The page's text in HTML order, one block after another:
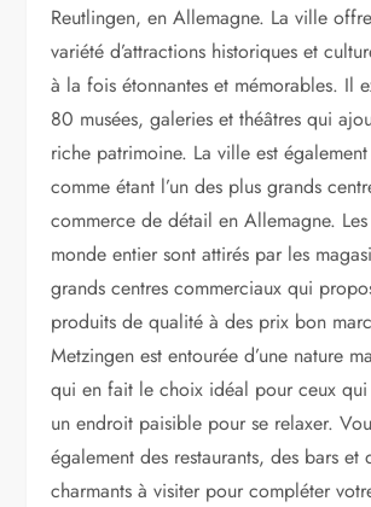
Reutlingen, en Allemagne. La ville
variété d’attractions historiques et
à la fois étonnantes et mémorables. Il
80 musées, galeries et théâtres qui
riche patrimoine. La ville est
comme étant l’un des plus grands
commerce de détail en Allemagne.
monde entier sont attirés par les
grands centres commerciaux qui
produits de qualité à des prix bon
Metzingen est entourée d’une nature
qui en fait le choix idéal pour ceux qui
un endroit paisible pour se relaxer.
également des restaurants, des bars et
charmants à visiter pour compléter